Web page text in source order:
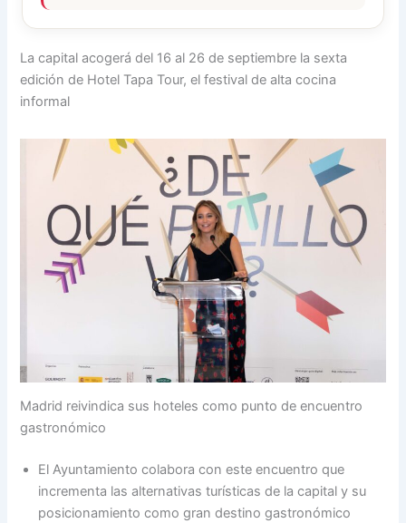
La capital acogerá del 16 al 26 de septiembre la sexta
edición de Hotel Tapa Tour, el festival de alta cocina
informal
Madrid reivindica sus hoteles como punto de encuentro
gastronómico
El Ayuntamiento colabora con este encuentro que
incrementa las alternativas turísticas de la capital y su
posicionamiento como gran destino gastronómico